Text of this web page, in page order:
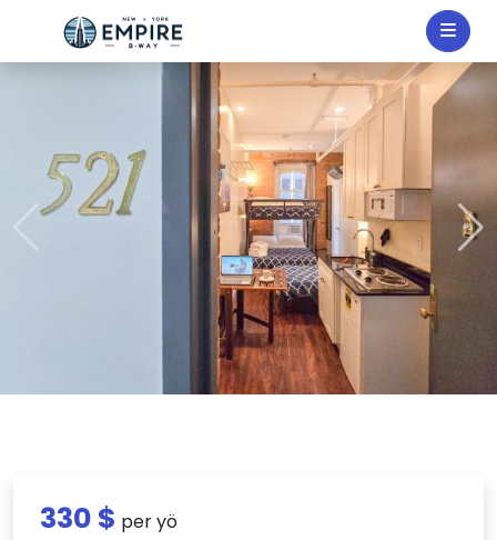
330 $ per yö